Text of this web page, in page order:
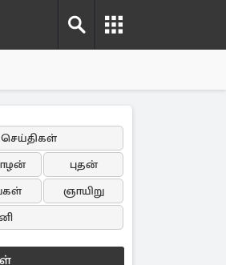
புதன்
ஞாயிறு